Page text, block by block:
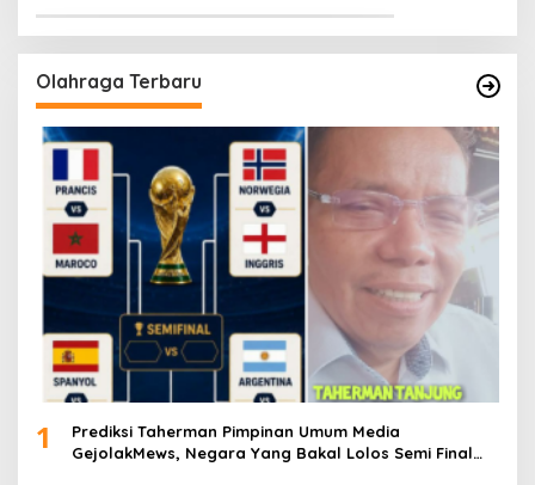
Olahraga Terbaru
1
Prediksi Taherman Pimpinan Umum Media
GejolakMews, Negara Yang Bakal Lolos Semi Final